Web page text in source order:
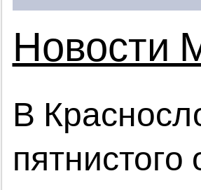
Новости
В
пятнистого